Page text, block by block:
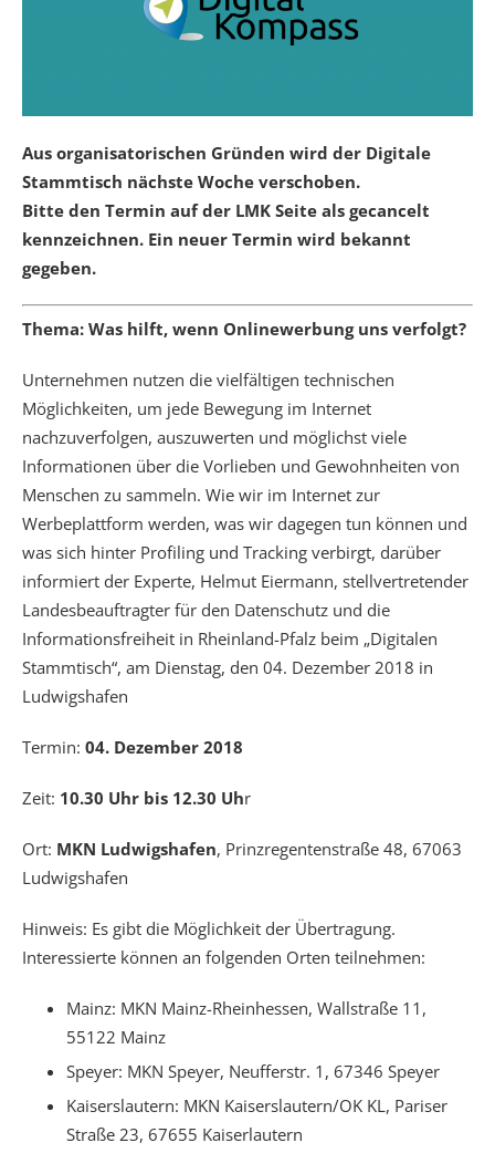
Aus organisatorischen Gründen wird der Digitale
Stammtisch nächste Woche verschoben.
Bitte den Termin auf der LMK Seite als gecancelt
kennzeichnen. Ein neuer Termin wird bekannt
gegeben.
Thema: Was hilft, wenn Onlinewerbung uns verfolgt?
Unternehmen nutzen die vielfältigen technischen
Möglichkeiten, um jede Bewegung im Internet
nachzuverfolgen, auszuwerten und möglichst viele
Informationen über die Vorlieben und Gewohnheiten von
Menschen zu sammeln. Wie wir im Internet zur
Werbeplattform werden, was wir dagegen tun können und
was sich hinter Profiling und Tracking verbirgt, darüber
informiert der Experte, Helmut Eiermann, stellvertretender
Landesbeauftragter für den Datenschutz und die
Informationsfreiheit in Rheinland-Pfalz beim „Digitalen
Stammtisch“, am Dienstag, den 04. Dezember 2018 in
Ludwigshafen
Termin: 04. Dezember 2018
Zeit: 10.30 Uhr bis 12.30 Uhr
Ort: MKN Ludwigshafen, Prinzregentenstraße 48, 67063
Ludwigshafen
Hinweis: Es gibt die Möglichkeit der Übertragung.
Interessierte können an folgenden Orten teilnehmen:
Mainz: MKN Mainz-Rheinhessen, Wallstraße 11,
55122 Mainz
Speyer: MKN Speyer, Neufferstr. 1, 67346 Speyer
Kaiserslautern: MKN Kaiserslautern/OK KL, Pariser
Straße 23, 67655 Kaiserlautern